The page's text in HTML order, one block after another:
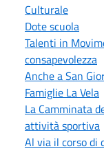
Culturale
Dote scuola
Talenti in
consapevolezza
Anche a San
Famiglie La Vela
La Camminata
attività sportiva
Al via il corso di